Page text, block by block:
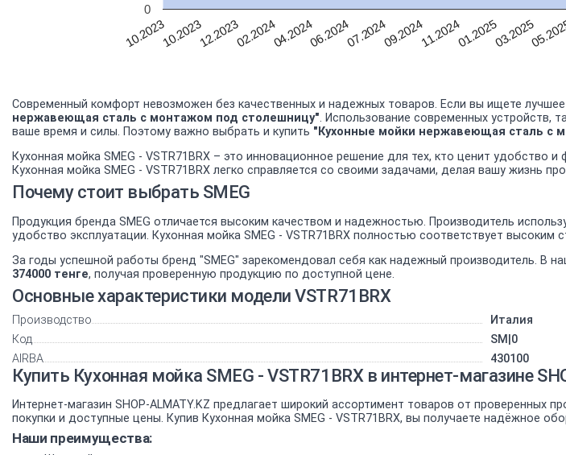
10.202310.202312.202302.202404.202406.202407.202409.202411.202401.202503.2025
0
Современный комфорт невозможен без качественных и надежных товаров. Если вы ищете
нержавеющая сталь с монтажом под столешницу". Использование современных устройств,
ваше время и силы. Поэтому важно выбрать и купить "Кухонные мойки нержавеющая сталь с
Кухонная мойка SMEG - VSTR71BRX – это инновационное решение для тех, кто ценит удобство
Кухонная мойка SMEG - VSTR71BRX легко справляется со своими задачами, делая вашу жизнь
Почему стоит выбрать SMEG
Продукция бренда SMEG отличается высоким качеством и надежностью. Производитель
удобство эксплуатации. Кухонная мойка SMEG - VSTR71BRX полностью соответствует
За годы успешной работы бренд "SMEG" зарекомендовал себя как надежный производитель. В
374000 тенге, получая проверенную продукцию по доступной цене.
Основные характеристики модели VSTR71BRX
Производство
Италия
Код
SM|0
AIRBA
430100
Купить Кухонная мойка SMEG - VSTR71BRX в интернет-магазине
Интернет-магазин SHOP-ALMATY.KZ предлагает широкий ассортимент товаров от
покупки и доступные цены. Купив Кухонная мойка SMEG - VSTR71BRX, вы получаете надёжное
Наши преимущества: